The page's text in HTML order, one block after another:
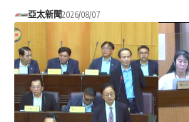
亞太新聞2026/08/07